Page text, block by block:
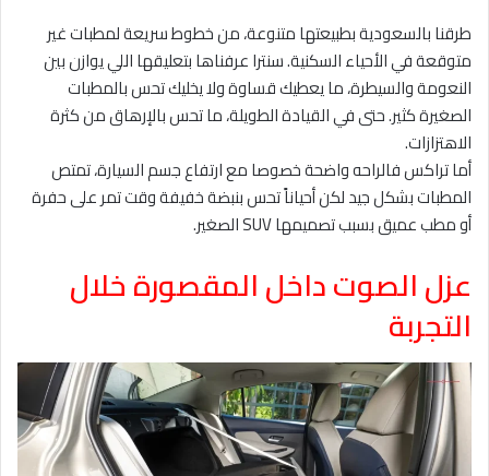
طرقنا بالسعودية بطبيعتها متنوعة، من خطوط سريعة لمطبات غير
متوقعة في الأحياء السكنية. سنترا عرفناها بتعليقها اللي يوازن بين
النعومة والسيطرة، ما يعطيك قساوة ولا يخليك تحس بالمطبات
الصغيرة كثير. حتى في القيادة الطويلة، ما تحس بالإرهاق من كثرة
الاهتزازات.
أما تراكس فالراحه واضحة خصوصا مع ارتفاع جسم السيارة، تمتص
المطبات بشكل جيد لكن أحياناً تحس بنبضة خفيفة وقت تمر على حفرة
أو مطب عميق بسبب تصميمها SUV الصغير.
عزل الصوت داخل المقصورة خلال
التجربة